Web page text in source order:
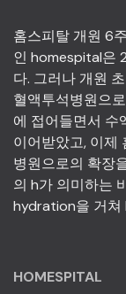
홈스피탈 개원 6
인 homespital은
다. 그러나 개원
혈액투석병원으
에 접어들면서 수
이어받았고, 이제
병원으로의 확장
의 h가 의미하는
hydration을 거쳐
HOMESPITAL